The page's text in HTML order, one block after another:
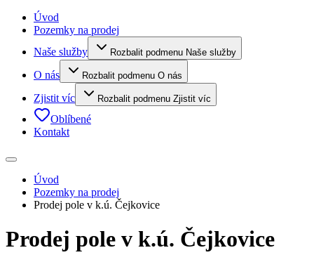
Úvod
Pozemky na prodej
Naše služby
Rozbalit podmenu Naše služby
O nás Rozbalit podmenu O nás
Zjistit víc Rozbalit podmenu Zjistit víc
Oblíbené
Kontakt
Úvod
Pozemky na prodej
Prodej pole v k.ú. Čejkovice
Prodej pole v k.ú. Čejkovice